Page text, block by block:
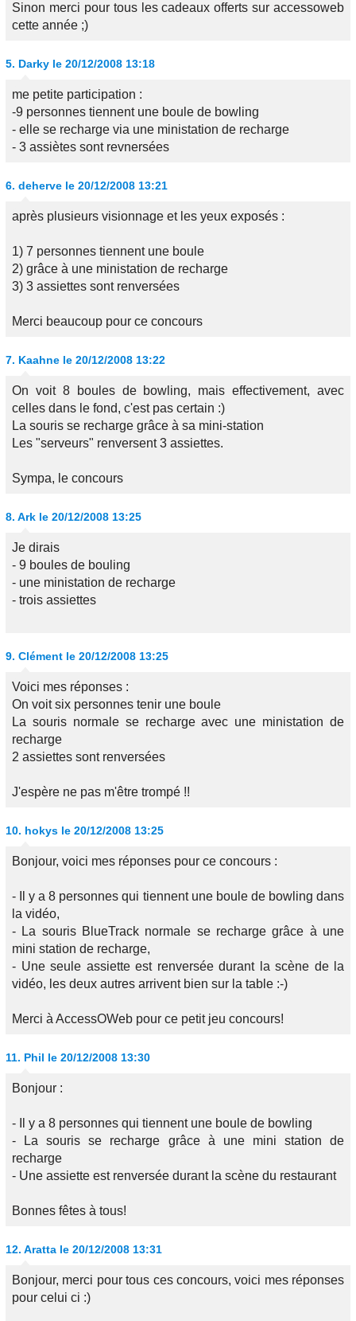
Sinon merci pour tous les cadeaux offerts sur accessoweb
cette année ;)
5. Darky le 20/12/2008 13:18
me petite participation :
-9 personnes tiennent une boule de bowling
- elle se recharge via une ministation de recharge
- 3 assiètes sont revnersées
6. deherve le 20/12/2008 13:21
après plusieurs visionnage et les yeux exposés :
1) 7 personnes tiennent une boule
2) grâce à une ministation de recharge
3) 3 assiettes sont renversées
Merci beaucoup pour ce concours
7. Kaahne le 20/12/2008 13:22
On voit 8 boules de bowling, mais effectivement, avec
celles dans le fond, c'est pas certain :)
La souris se recharge grâce à sa mini-station
Les "serveurs" renversent 3 assiettes.
Sympa, le concours
8. Ark le 20/12/2008 13:25
Je dirais
- 9 boules de bouling
- une ministation de recharge
- trois assiettes
9. Clément le 20/12/2008 13:25
Voici mes réponses :
On voit six personnes tenir une boule
La souris normale se recharge avec une ministation de
recharge
2 assiettes sont renversées
J'espère ne pas m'être trompé !!
10. hokys le 20/12/2008 13:25
Bonjour, voici mes réponses pour ce concours :
- Il y a 8 personnes qui tiennent une boule de bowling dans
la vidéo,
- La souris BlueTrack normale se recharge grâce à une
mini station de recharge,
- Une seule assiette est renversée durant la scène de la
vidéo, les deux autres arrivent bien sur la table :-)
Merci à AccessOWeb pour ce petit jeu concours!
11. Phil le 20/12/2008 13:30
Bonjour :
- Il y a 8 personnes qui tiennent une boule de bowling
- La souris se recharge grâce à une mini station de
recharge
- Une assiette est renversée durant la scène du restaurant
Bonnes fêtes à tous!
12. Aratta le 20/12/2008 13:31
Bonjour, merci pour tous ces concours, voici mes réponses
pour celui ci :)